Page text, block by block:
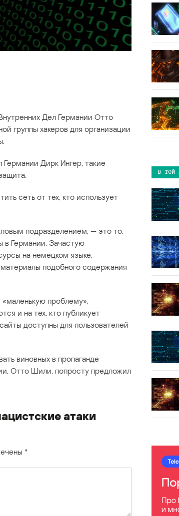
Дел Германии Отто
группы хакеров для организации
Дирк Ингер, такие
сеть от тех, кто использует
подразделением, — это то,
в Германии. Зачастую
на немецком языке,
подобного содержания
проблему»,
и на тех, кто публикует
доступны для пользователей
виновных в пропаганде
Отто Шили, попросту предложил
атаки
*
В ТОЙ